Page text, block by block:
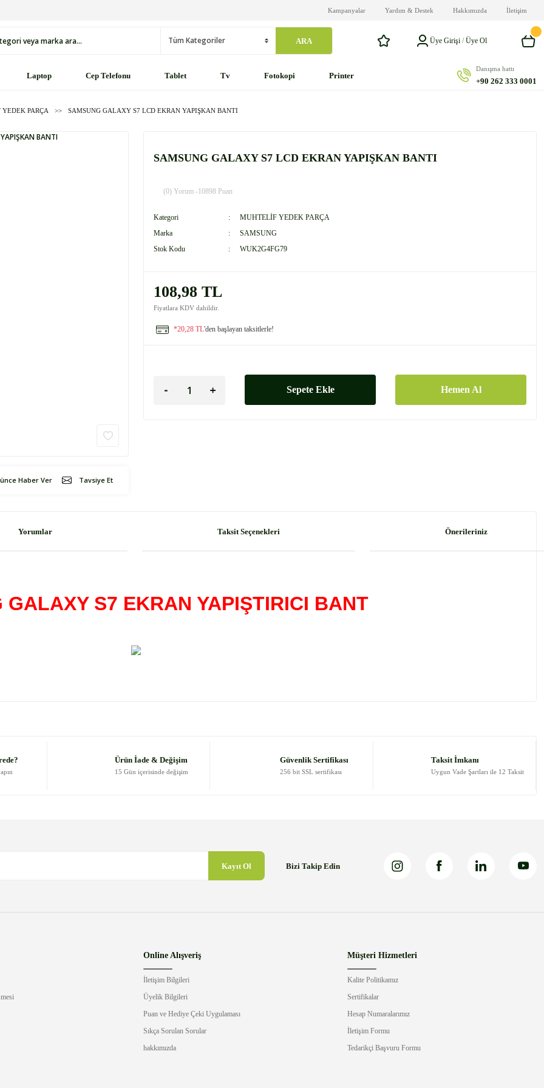
Kampanyalar Yardım & Destek Hakkımızda İletişim
ARA Üye Girişi /Üye Ol
Laptop Cep Telefonu Tablet Tv Fotokopi Printer
Danışma hattı
+90 262 333 0001
PARÇA SAMSUNG GALAXY S7 LCD EKRAN YAPIŞKAN BANTI
Haber Ver Tavsiye Et
SAMSUNG GALAXY S7 LCD EKRAN YAPIŞKAN BANTI
(0) Yorum -10898 Puan
Kategori
MUHTELİF YEDEK PARÇA
Marka
SAMSUNG
Stok Kodu
WUK2G4FG79
108,98 TL
Fiyatlara KDV dahildir.
*20,28 TL'den başlayan taksitlerle!
Sepete Ekle Hemen Al
Yorumlar Taksit Seçenekleri Önerileriniz
GALAXY S7 EKRAN YAPIŞTIRICI BANT
Ürün İade & Değişim
15 Gün içerisinde değişim
Güvenlik Sertifikası
256 bit SSL sertifikası
Taksit İmkanı
Uygun Vade Şartları ile 12 Taksit
Kayıt Ol Bizi Takip Edin
Online Alışveriş
İletişim Bilgileri
Üyelik Bilgileri
Puan ve Hediye Çeki Uygulaması
Sıkça Sorulan Sorular
hakkımızda
Müşteri Hizmetleri
Kalite Politikamız
Sertifikalar
Hesap Numaralarımız
İletişim Formu
Tedarikçi Başvuru Formu